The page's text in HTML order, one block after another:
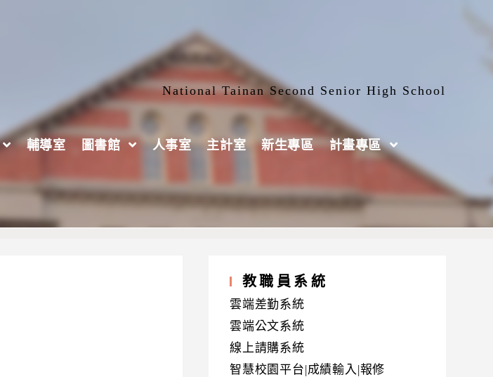
National Tainan Second Senior High School
輔導室 圖書館 人事室 主計室 新生專區 計畫專區
教職員系統
雲端差勤系統
雲端公文系統
線上請購系統
智慧校園平台|成績輸入|報修